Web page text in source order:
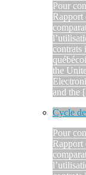
Pour
Rapport
contrats
the
and the
Cycle
Pour
Rapport